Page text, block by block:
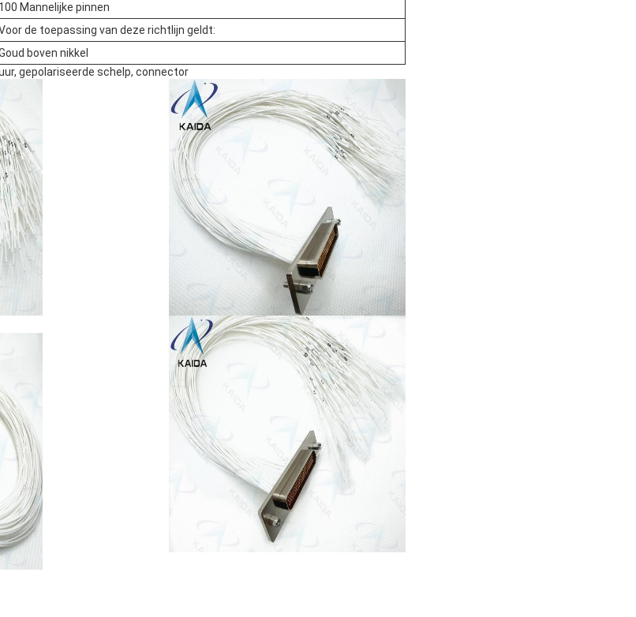
100 Mannelijke pinnen
de toepassing van deze richtlijn geldt:
boven nikkel
gepolariseerde schelp, connector